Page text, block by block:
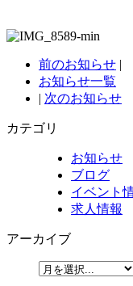
前のお知らせ |
お知らせ一覧
| 次のお知らせ
カテゴリ
お知らせ
ブログ
イベント
求人情報
アーカイブ